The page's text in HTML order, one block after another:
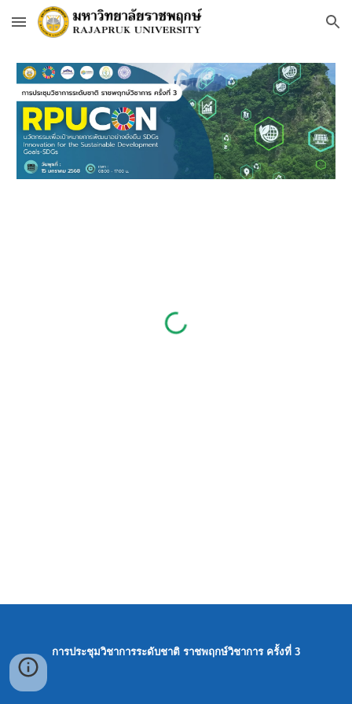
Skip to main content Skip to navigation
การประชุมวิชาการระดับชาติ ราชพฤกษ์วิชาการ ครั้งที่ 3